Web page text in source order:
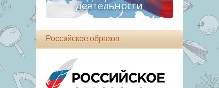
Российское образов